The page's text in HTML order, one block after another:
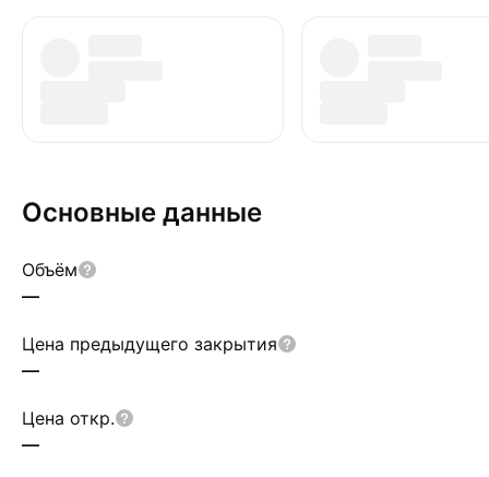
Основные данные
Объём
—
Цена предыдущего закрытия
—
Цена откр.
—